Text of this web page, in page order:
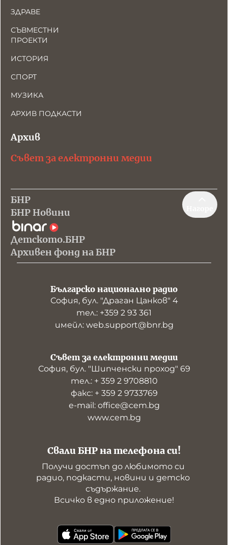
ЗДРАВЕ
СЪВМЕСТНИ
ПРОЕКТИ
ИСТОРИЯ
СПОРТ
МУЗИКА
АРХИВ ПОДКАСТИ
Архив
Съвет за електронни медии
БНР
БНР Новини
Детското.БНР
Архивен фонд на БНР
Българско национално радио
София, бул. "Драган Цанков" 4
тел.: +359 2 93 361
имейл: web.support@bnr.bg
Свали БНР на телефона си!
Получи достъп до любимото си
радио, подкасти, новини и детско
съдържание.
Всичко в едно приложение!
Съвет за електронни медии
София, бул. "Шипченски проход" 69
тел.: + 359 2 9708810
факс: + 359 2 9733769
е-mail: office@cem.bg
www.cem.bg